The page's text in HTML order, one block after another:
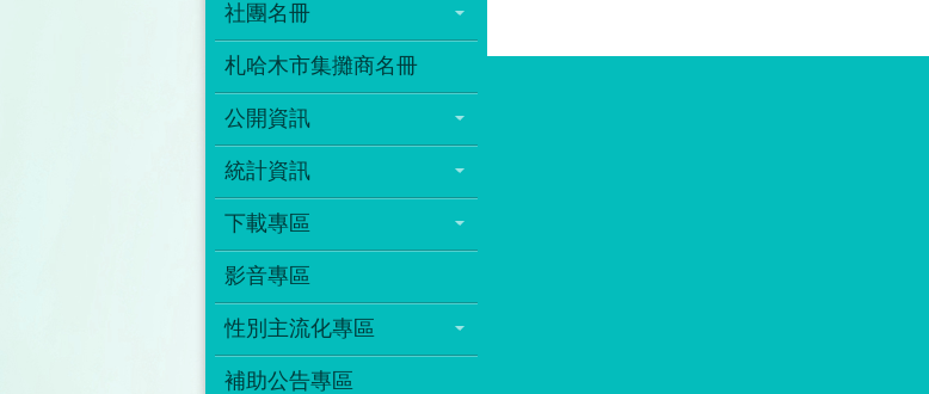
社團名冊
札哈木市集攤商名冊
公開資訊
統計資訊
下載專區
影音專區
性別主流化專區
補助公告專區